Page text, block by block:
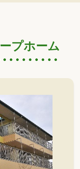
プホーム